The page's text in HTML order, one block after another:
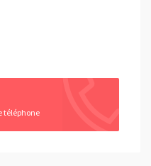
téléphone